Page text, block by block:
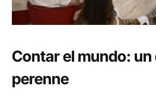
Contar el mundo:
perenne